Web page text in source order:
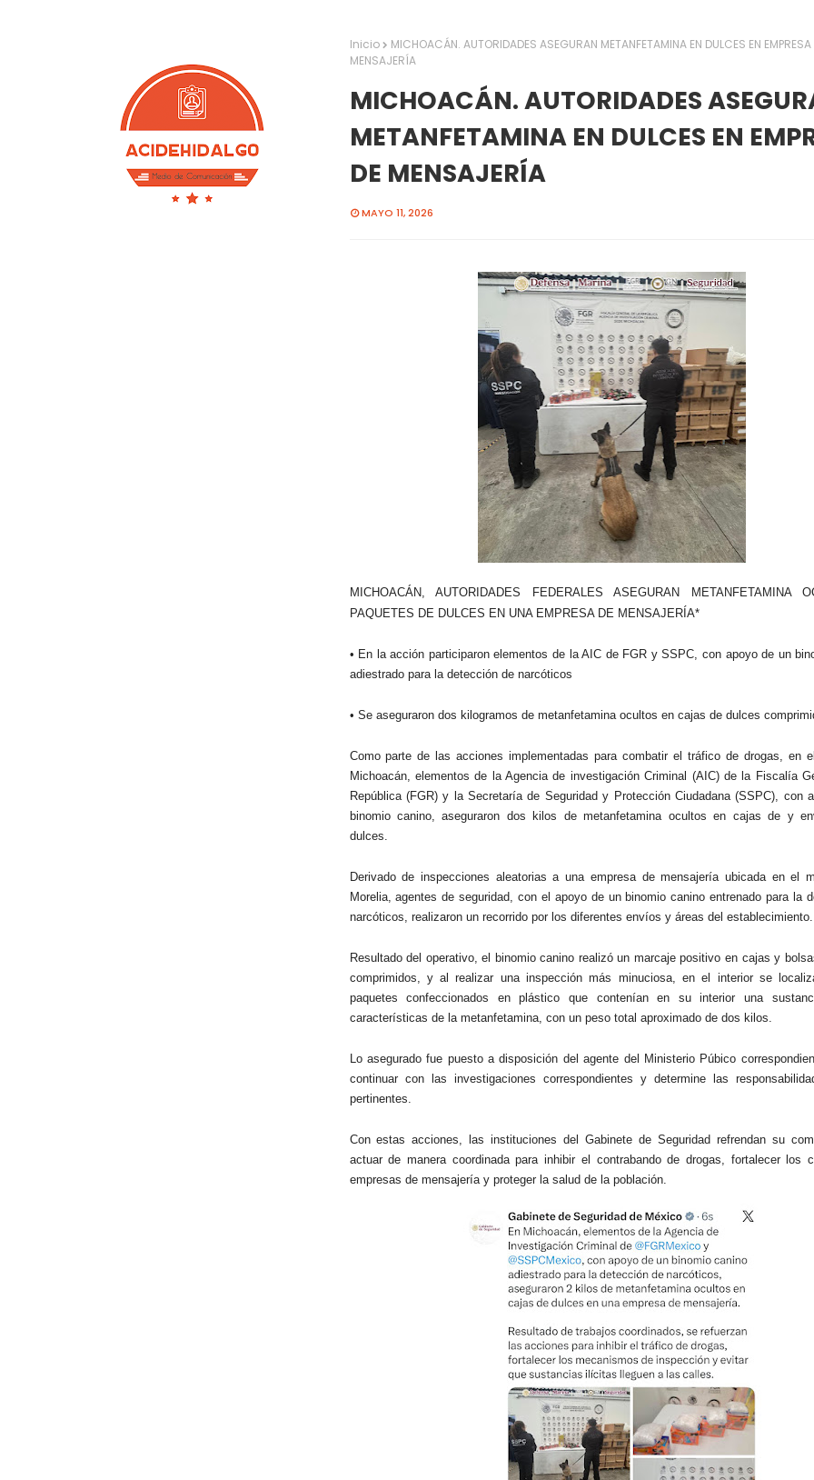
Inicio
MICHOACÁN. AUTORIDADES ASEGURAN METANFETAMINA EN DULCES EN EMPRESA
MENSAJERÍA
MICHOACÁN. AUTORIDADES
METANFETAMINA EN DULCES EN
DE MENSAJERÍA
MAYO 11, 2026
MICHOACÁN, AUTORIDADES FEDERALES ASEGURAN METANFETAMINA
PAQUETES DE DULCES EN UNA EMPRESA DE MENSAJERÍA*
• En la acción participaron elementos de la AIC de FGR y SSPC, con apoyo de un
adiestrado para la detección de narcóticos
• Se aseguraron dos kilogramos de metanfetamina ocultos en cajas de dulces
Como parte de las acciones implementadas para combatir el tráfico de drogas, en
Michoacán, elementos de la Agencia de investigación Criminal (AIC) de la Fiscalía
República (FGR) y la Secretaría de Seguridad y Protección Ciudadana (SSPC), con
binomio canino, aseguraron dos kilos de metanfetamina ocultos en cajas de y
dulces.
Derivado de inspecciones aleatorias a una empresa de mensajería ubicada en el
Morelia, agentes de seguridad, con el apoyo de un binomio canino entrenado para la
narcóticos, realizaron un recorrido por los diferentes envíos y áreas del establecimiento.
Resultado del operativo, el binomio canino realizó un marcaje positivo en cajas y
comprimidos, y al realizar una inspección más minuciosa, en el interior se
paquetes confeccionados en plástico que contenían en su interior una
características de la metanfetamina, con un peso total aproximado de dos kilos.
Lo asegurado fue puesto a disposición del agente del Ministerio Púbico
continuar con las investigaciones correspondientes y determine las
pertinentes.
Con estas acciones, las instituciones del Gabinete de Seguridad refrendan su
actuar de manera coordinada para inhibir el contrabando de drogas, fortalecer los
empresas de mensajería y proteger la salud de la población.